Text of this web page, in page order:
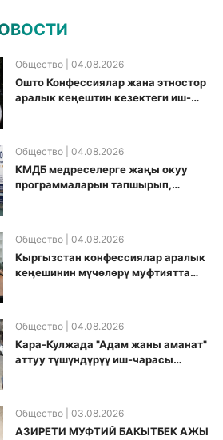
Общество | 04.08.2026
Ошто Конфессиялар жана этностор
аралык кеңештин кезектеги иш-
Общество | 04.08.2026
КМДБ медреселерге жаңы окуу
программаларын тапшырып,
Общество | 04.08.2026
Кыргызстан конфессиялар аралык
кеӊешинин мүчөлөрү муфтиятта
Общество | 04.08.2026
Кара-Кулжада "Адам жаны аманат"
аттуу түшүндүрүү иш-чарасы
Общество | 03.08.2026
АЗИРЕТИ МУФТИЙ БАКЫТБЕК АЖЫ